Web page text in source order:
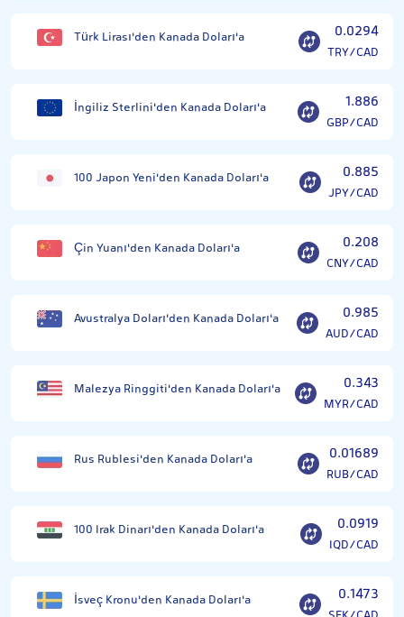
Türk Lirası'den Kanada Doları'a 0.0294
TRY/CAD
İngiliz Sterlini'den Kanada Doları'a 1.886
GBP/CAD
100 Japon Yeni'den Kanada Doları'a 0.885
JPY/CAD
Çin Yuanı'den Kanada Doları'a 0.208
CNY/CAD
Avustralya Doları'den Kanada Doları'a 0.985
AUD/CAD
Malezya Ringgiti'den Kanada Doları'a 0.343
MYR/CAD
Rus Rublesi'den Kanada Doları'a 0.01689
RUB/CAD
100 Irak Dinarı'den Kanada Doları'a 0.0919
IQD/CAD
İsveç Kronu'den Kanada Doları'a 0.1473